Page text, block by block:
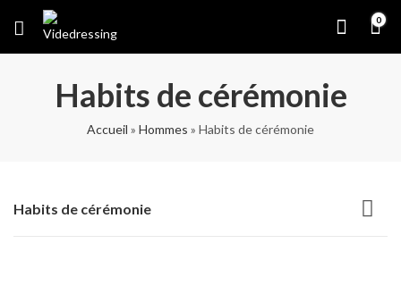
0
Habits de cérémonie
Accueil » Hommes » Habits de cérémonie
Habits de cérémonie